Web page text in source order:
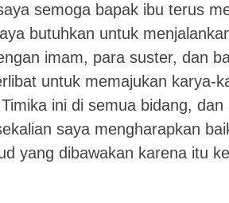
semoga bapak ibu terus
butuhkan untuk
imam, para suster, dan
untuk memajukan karya-
ini di semua bidang,
saya mengharapkan
yang dibawakan karena itu